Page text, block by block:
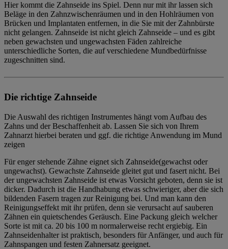
Hier kommt die Zahnseide ins Spiel. Denn nur mit ihr lassen sich
Beläge in den Zahnzwischenräumen und in den Hohlräumen von
Brücken und Implantaten entfernen, in die Sie mit der Zahnbürste
nicht gelangen. Zahnseide ist nicht gleich Zahnseide – und es gibt
neben gewachsten und ungewachsten Fäden zahlreiche
unterschiedliche Sorten, die auf verschiedene Mundbedürfnisse
zugeschnitten sind.
Die richtige Zahnseide
Die Auswahl des richtigen Instrumentes hängt vom Aufbau des
Zahns und der Beschaffenheit ab. Lassen Sie sich von Ihrem
Zahnarzt hierbei beraten und ggf. die richtige Anwendung im Mund
zeigen
Fürenger stehende Zähne eignet sich Zahnseide(gewachst oder
ungewachst). Gewachste Zahnseide gleitet gut und fasert nicht. Bei
der ungewachsten Zahnseide ist etwas Vorsicht geboten, denn sie ist
dicker. Dadurch ist die Handhabung etwas schwieriger, aber die sich
bildenden Fasern tragen zur Reinigung bei. Und man kann den
Reinigungseffekt mit ihr prüfen, denn sie verursacht auf sauberen
Zähnen ein quietschendes Geräusch. Eine Packung gleich welcher
Sorte ist mit ca. 20 bis 100 m normalerweise recht ergiebig. Ein
Zahnseidenhalter ist praktisch, besonders für Anfänger, und auch für
Zahnspangen und festen Zahnersatz geeignet.